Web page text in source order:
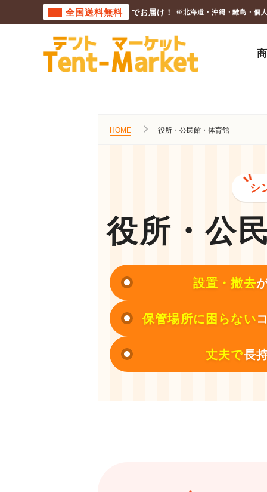
全国送料無料 でお届け！ ※北海道・沖縄・離島・個
HOME 役所・公民館・体育館
シ
役所・公
設置・撤去
保管場所に困らない
丈夫で長